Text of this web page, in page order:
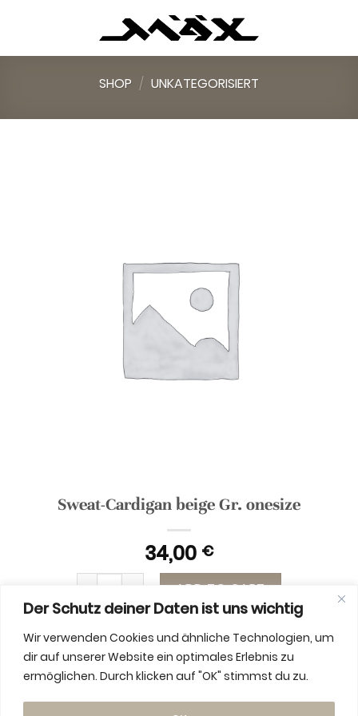
Der Schutz deiner Daten ist uns wichtig
Wir verwenden Cookies und ähnliche Technologien, um
dir auf unserer Website ein optimales Erlebnis zu
ermöglichen. Durch klicken auf "OK" stimmst du zu.
SHOP / UNKATEGORISIERT
Sweat-Cardigan beige Gr. onesize
34,00 €
Sweat-Cardigan beige Gr. onesize quantity
ADD TO CART
ADDITIONAL INFORMATION